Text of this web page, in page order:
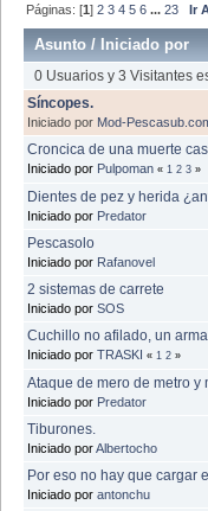
Páginas: [1]2 3 4 5 6 ...23 Ir
Asunto /Iniciado por
0 Usuarios y 3 Visitantes
Síncopes.
Iniciado por Mod-
Croncica de una muerte
Iniciado por Pulpoman « 1 2 3 »
Dientes de pez y herida
Iniciado por Predator
Pescasolo
Iniciado por Rafanovel
2 sistemas de carrete
Iniciado por SOS
Cuchillo no afilado, un
Iniciado por TRASKI « 1 2 »
Ataque de mero de metro y
Iniciado por Predator
Tiburones.
Iniciado porAlbertocho
Por eso no hay que cargar
Iniciado por antonchu